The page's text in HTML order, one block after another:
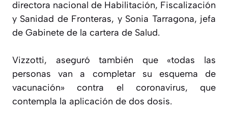
directora nacional de Habilitación, Fiscalización
y Sanidad de Fronteras, y Sonia Tarragona, jefa
de Gabinete de la cartera de Salud.
Vizzotti, aseguró también que «todas las
personas van a completar su esquema de
vacunación» contra el coronavirus, que
contempla la aplicación de dos dosis.